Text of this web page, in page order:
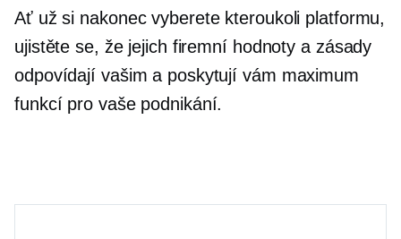
Ať už si nakonec vyberete kteroukoli platformu,
ujistěte se, že jejich firemní hodnoty a zásady
odpovídají vašim a poskytují vám maximum
funkcí pro vaše podnikání.